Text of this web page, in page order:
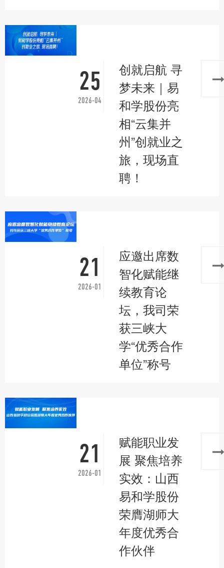
25
2026-04
创就启航 寻
梦未来｜易
和学股份亮
相“云集并
州”创就业之
旅，现场直
聘！
21
2026-01
应邀出席数
智化赋能继
续教育论
坛，我司荣
获三峡大
学“优秀合作
单位”称号
21
2026-01
赋能职业发
展 聚焦培养
实效：山西
易和学股份
荣膺湖师大
年度优秀合
作伙伴